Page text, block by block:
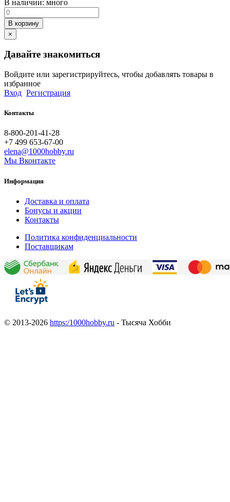
В наличии: много
В корзину
×
Давайте знакомиться
Войдите или зарегистрируйтесь, чтобы добавлять товары в
избранное
Вход Регистрация
Контакты
8-800-201-41-28
+7 499 653-67-00
elena@1000hobby.ru
Мы Вконтакте
Информация
Доставка и оплата
Бонусы и акции
Контакты
Политика конфиденциальности
Поставщикам
© 2013-2026 https:/1000hobby.ru - Тысяча Хобби